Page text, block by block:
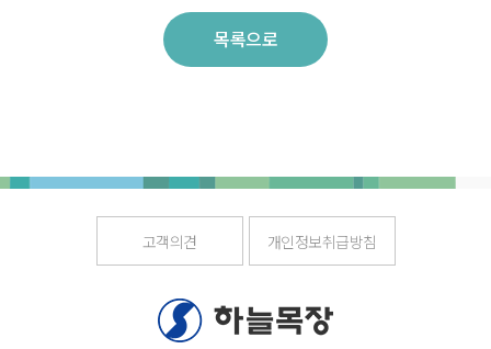
목록으로
고객의견 개인정보취급방침